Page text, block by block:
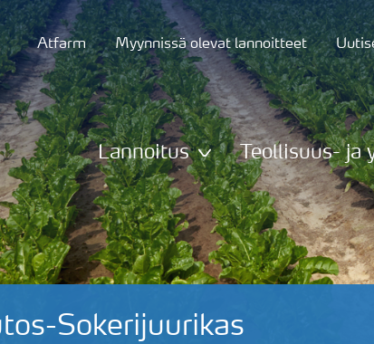
Atfarm Myynnissä olevat lannoitteet
Lannoitus Teollisuus- ja
Sokerijuurikas